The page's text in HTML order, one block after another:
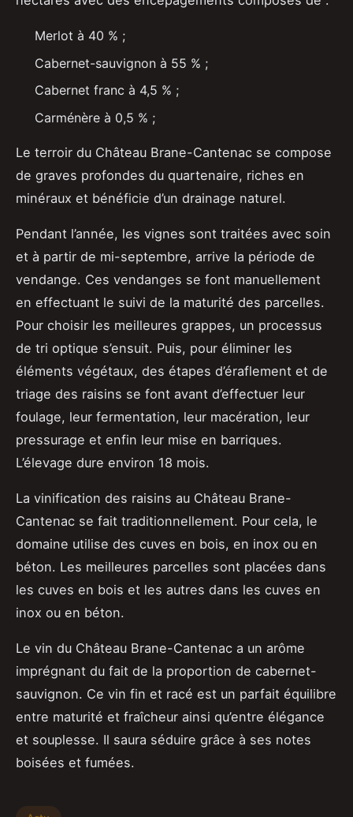
Merlot à 40 % ;
Cabernet-sauvignon à 55 % ;
Cabernet franc à 4,5 % ;
Carménère à 0,5 % ;
Le terroir du Château Brane-Cantenac se compose
de graves profondes du quartenaire, riches en
minéraux et bénéficie d’un drainage naturel.
Pendant l’année, les vignes sont traitées avec soin
et à partir de mi-septembre, arrive la période de
vendange. Ces vendanges se font manuellement
en effectuant le suivi de la maturité des parcelles.
Pour choisir les meilleures grappes, un processus
de tri optique s’ensuit. Puis, pour éliminer les
éléments végétaux, des étapes d’éraflement et de
triage des raisins se font avant d’effectuer leur
foulage, leur fermentation, leur macération, leur
pressurage et enfin leur mise en barriques.
L’élevage dure environ 18 mois.
La vinification des raisins au Château Brane-
Cantenac se fait traditionnellement. Pour cela, le
domaine utilise des cuves en bois, en inox ou en
béton. Les meilleures parcelles sont placées dans
les cuves en bois et les autres dans les cuves en
inox ou en béton.
Le vin du Château Brane-Cantenac a un arôme
imprégnant du fait de la proportion de cabernet-
sauvignon. Ce vin fin et racé est un parfait équilibre
entre maturité et fraîcheur ainsi qu’entre élégance
et souplesse. Il saura séduire grâce à ses notes
boisées et fumées.